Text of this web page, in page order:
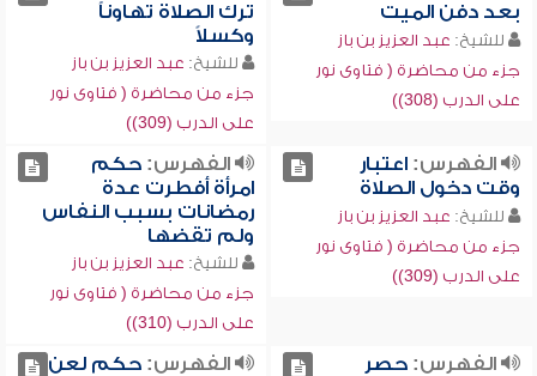
بعد دفن الميت
للشيخ: عبد العزيز بن باز
جزء من محاضرة ( فتاوى نور
على الدرب (308))
ترك الصلاة تهاوناً
وكسلاً
للشيخ: عبد العزيز بن باز
جزء من محاضرة ( فتاوى نور
على الدرب (309))
الفهرس:اعتبار
وقت دخول الصلاة
للشيخ: عبد العزيز بن باز
جزء من محاضرة ( فتاوى نور
على الدرب (309))
الفهرس:حكم
امرأة أفطرت عدة
رمضانات بسبب النفاس
ولم تقضها
للشيخ: عبد العزيز بن باز
جزء من محاضرة ( فتاوى نور
على الدرب (310))
الفهرس:حصر
الفهرس:حكم لعن